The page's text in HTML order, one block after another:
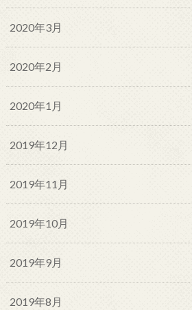
2020年3月
2020年2月
2020年1月
2019年12月
2019年11月
2019年10月
2019年9月
2019年8月